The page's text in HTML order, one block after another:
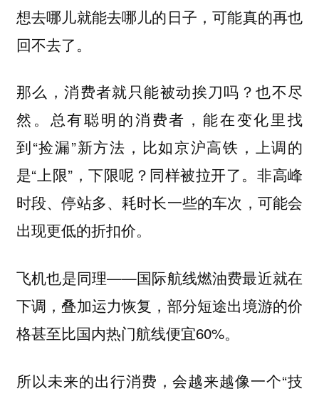
想去哪儿就能去哪儿的日子，可能真的再也
回不去了。
那么，消费者就只能被动挨刀吗？也不尽
然。总有聪明的消费者，能在变化里找
到“捡漏”新方法，比如京沪高铁，上调的
是“上限”，下限呢？同样被拉开了。非高峰
时段、停站多、耗时长一些的车次，可能会
出现更低的折扣价。
飞机也是同理——国际航线燃油费最近就在
下调，叠加运力恢复，部分短途出境游的价
格甚至比国内热门航线便宜60%。
所以未来的出行消费，会越来越像一个“技